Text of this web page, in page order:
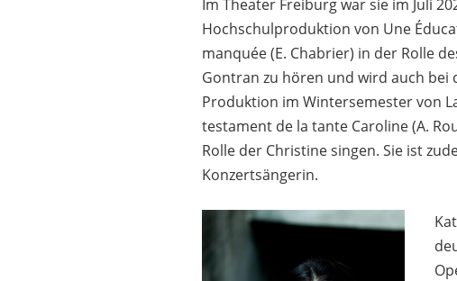
Im Theater Freiburg war sie im Juli
Hochschulproduktion von Une
manquée (E. Chabrier) in der Rolle
Gontran zu hören und wird auch bei
Produktion im Wintersemester von
testament de la tante Caroline (A.
Rolle der Christine singen. Sie ist
Konzertsängerin.